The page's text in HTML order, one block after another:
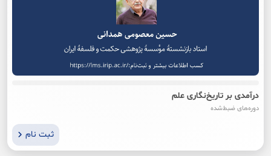
درآمدی بر تاریخ‌نگاری علم
دوره‌های ضبط‌شده
ثبت نام